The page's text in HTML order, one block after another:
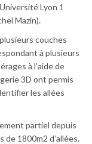
Lyon 1
Mazin).
couches
à plusieurs
à l’aide de
3D ont permis
les allées
partiel depuis
de 1800m2 d’allées.